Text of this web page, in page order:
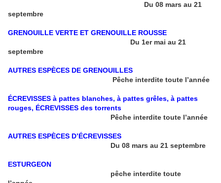
Du 08 mars au 21
septembre
GRENOUILLE VERTE ET GRENOUILLE ROUSSE
Du 1er mai au 21
septembre
AUTRES ESPÈCES DE GRENOUILLES
Pêche interdite toute l’année
ÉCREVISSES à pattes blanches, à pattes grêles, à pattes
rouges, ÉCREVISSES des torrents
Pêche interdite toute l’année
AUTRES ESPÈCES D’ÉCREVISSES
Du 08 mars au 21 septembre
ESTURGEON
pêche interdite toute